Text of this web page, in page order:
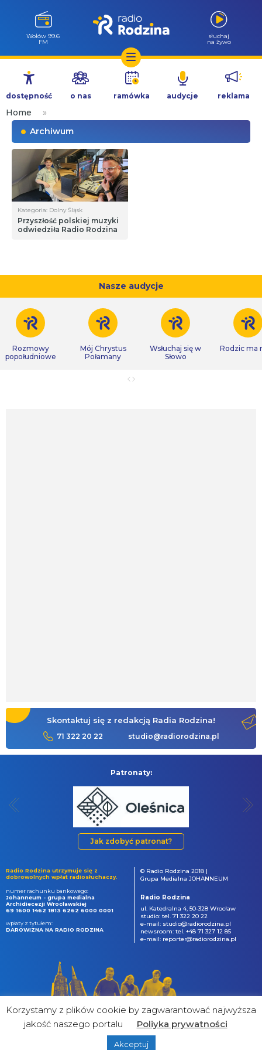
Przejdź
treści
Wołów 99.6
FM
słuchaj
na żywo
dostępność o nas ramówka audycje reklama
Home
»
Archiwum
Kategoria: Dolny Śląsk
Przyszłość polskiej muzyki
odwiedziła Radio Rodzina
Nasze audycje
Rozmowy
popołudniowe
Mój Chrystus
Połamany
Wsłuchaj się w
Słowo
Rodzic ma
Skontaktuj się z redakcją Radia Rodzina!
71 322 20 22 studio@radiorodzina.pl
Patronaty:
Jak zdobyć patronat?
Radio Rodzina utrzymuje się z
dobrowolnych wpłat radiosłuchaczy.
numer rachunku bankowego:
Johanneum - grupa medialna
Archidiecezji Wrocławskiej
69 1600 1462 1813 6262 6000 0001
wpłaty z tytułem:
DAROWIZNA NA RADIO RODZINA
© Radio Rodzina 2018 |
Grupa Medialna JOHANNEUM
Radio Rodzina
ul. Katedralna 4, 50-328 Wrocław
studio: tel. 71 322 20 22
e-mail: studio@radiorodzina.pl
newsroom: tel. +48 71 327 12 85
e-mail: reporter@radiorodzina.pl
&
Korzystamy z plików cookie by zagwarantować najwyższa
jakość naszego portalu
Poliyka prywatności
Akceptuj